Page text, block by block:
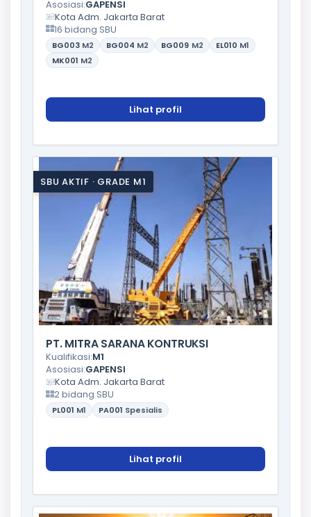
Asosiasi:GAPENSI
Kota Adm. Jakarta Barat
16 bidang SBU
BG003 M2 BG004 M2 BG009 M2 EL010 M1
MK001 M2
Lihat profil
SBU AKTIF · GRADE M1
PT. MITRA SARANA KONTRUKSI
Kualifikasi:M1
Asosiasi:GAPENSI
Kota Adm. Jakarta Barat
2 bidang SBU
PL001 M1 PA001 Spesialis
Lihat profil